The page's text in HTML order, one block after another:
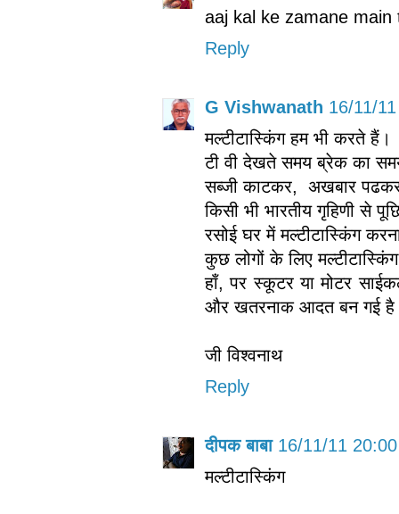
aaj kal ke zamane
Reply
G Vishwanath 16/11/
मल्टीटास्किंग हम भी करते हैं।
टी वी देखते समय ब्रेक का
सब्जी काटकर, अखबार
किसी भी भारतीय गृहिणी से
रसोई घर में मल्टीटास्किंग
कुछ लोगों के लिए
हाँ, पर स्कूटर या मोटर
और खतरनाक आदत बन गई
जी विश्वनाथ
Reply
दीपक बाबा 16/11/11 20:00
मल्टीटास्किंग